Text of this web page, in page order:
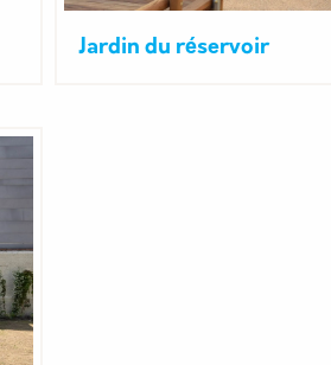
Jardin du réservoir